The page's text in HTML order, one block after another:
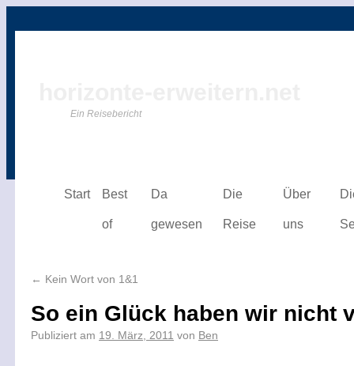
Ein Reisebericht
Start Best
of
Da
gewesen
Die
Reise
Über
uns
← Kein Wort von 1&1
So ein Glück haben wir nicht
Publiziert am 19. März, 2011 von Ben